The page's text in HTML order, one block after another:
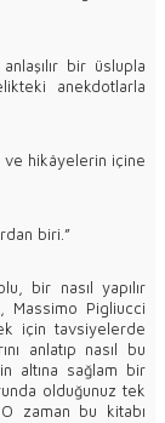
bir üslupla
anekdotlarla
ve hikâyelerin içine
biri.”
bir nasıl yapılır
Massimo Pigliucci
için tavsiyelerde
anlatıp nasıl bu
altına sağlam bir
olduğunuz tek
zaman bu kitabı